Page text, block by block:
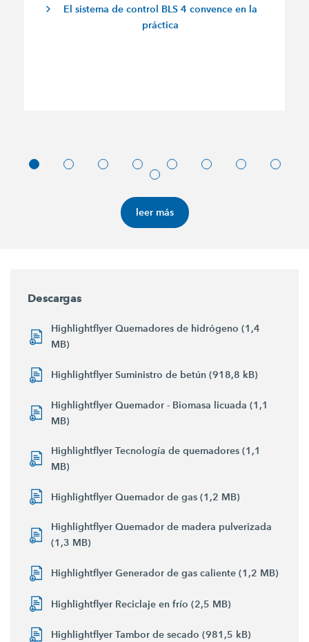
El sistema de control BLS 4 convence en la
práctica
leer más
Descargas
Highlightflyer Quemadores de hidrógeno (1,4
MB)
Highlightflyer Suministro de betún (918,8 kB)
Highlightflyer Quemador - Biomasa licuada (1,1
MB)
Highlightflyer Tecnología de quemadores (1,1
MB)
Highlightflyer Quemador de gas (1,2 MB)
Highlightflyer Quemador de madera pulverizada
(1,3 MB)
Highlightflyer Generador de gas caliente (1,2 MB)
Highlightflyer Reciclaje en frío (2,5 MB)
Highlightflyer Tambor de secado (981,5 kB)